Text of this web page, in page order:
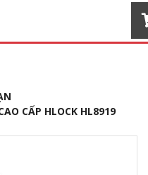
CẤP HLOCK HL8919